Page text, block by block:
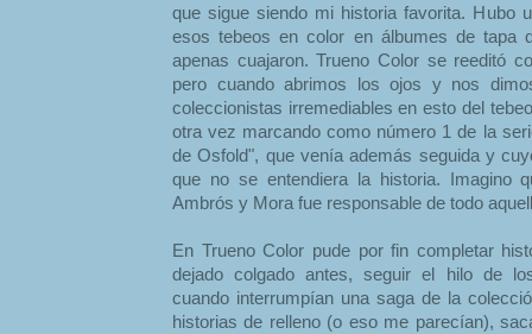
que sigue siendo mi historia favorita. Hubo
esos tebeos en color en álbumes de tapa
apenas cuajaron. Trueno Color se reeditó
pero cuando abrimos los ojos y nos
coleccionistas irremediables en esto del
otra vez marcando como número 1 de la
de Osfold", que venía además seguida y
que no se entendiera la historia. Imagino
Ambrós y Mora fue responsable de todo
En Trueno Color pude por fin completar
dejado colgado antes, seguir el hilo de
cuando interrumpían una saga de la
historias de relleno (o eso me parecían),